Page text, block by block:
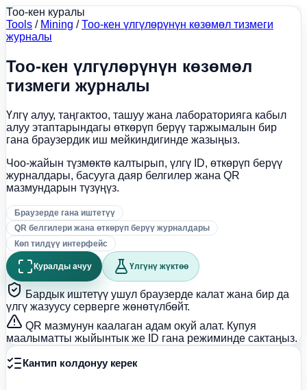
Тоо-кен куралы
Tools / Mining / Тоо-кен үлгүлөрүнүн көзөмөл тизмеги
журналы
Тоо-кен үлгүлөрүнүн көзөмөл
тизмеги журналы
Үлгү алуу, таңгактоо, ташуу жана лабораторияга кабыл
алуу этаптарындагы өткөрүп берүү таржымалын бир
гана браузердик иш мейкиндигинде жазыңыз.
Чоо-жайын түзмөктө калтырып, үлгү ID, өткөрүп берүү
журналдары, басууга даяр белгилер жана QR
мазмундарын түзүңүз.
Браузерде гана иштетүү
QR белгилери жана өткөрүп берүү журналдары
Көп тилдүү интерфейс
Куралды ачуу Үлгүнү жүктөө
Бардык иштетүү ушул браузерде калат жана бир да
үлгү жазуусу серверге жөнөтүлбөйт.
QR мазмунун каалаган адам окуй алат. Купуя
маалыматты жыйынтык же ID гана режиминде сактаңыз.
Кантип колдонуу керек